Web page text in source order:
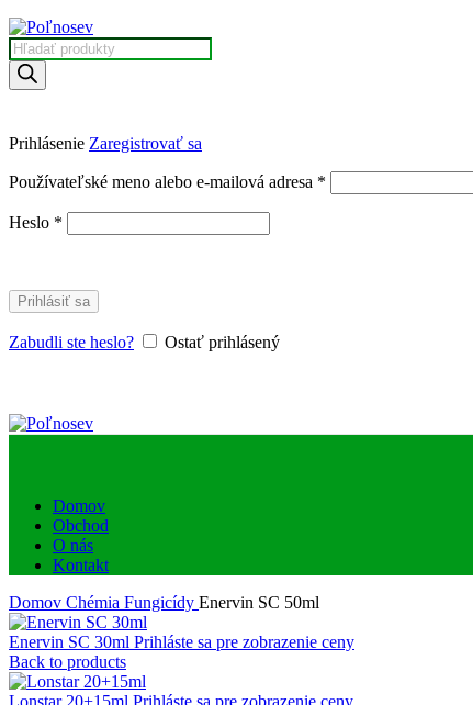
Products
search
Prihlásenie Zaregistrovať sa
Používateľské meno alebo e-mailová adresa *
Heslo *
Prihlásiť sa
Zabudli ste heslo? Ostať prihlásený
Domov
Obchod
O nás
Kontakt
Domov Chémia Fungicídy Enervin SC 50ml
Enervin SC 30ml Prihláste sa pre zobrazenie ceny
Back to products
Lonstar 20+15ml Prihláste sa pre zobrazenie ceny